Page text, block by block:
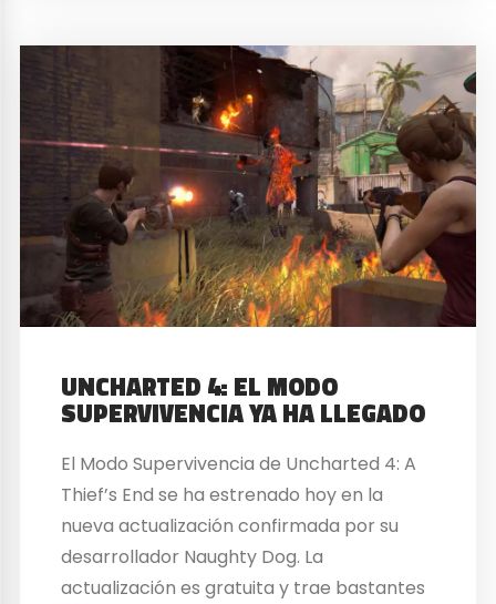
UNCHARTED 4: EL MODO
SUPERVIVENCIA YA HA LLEGADO
El Modo Supervivencia de Uncharted 4: A
Thief’s End se ha estrenado hoy en la
nueva actualización confirmada por su
desarrollador Naughty Dog. La
actualización es gratuita y trae bastantes